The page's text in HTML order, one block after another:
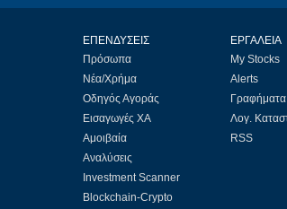
ΕΠΕΝΔΥΣΕΙΣ
Πρόσωπα
Νέα/Χρήμα
Οδηγός Αγοράς
Εισαγωγές ΧΑ
Αμοιβαία
Αναλύσεις
Investment Scanner
Blockchain-Crypto
ΕΡΓΑΛΕΙΑ
My Stocks
Alerts
Γραφήματα
Λογ.
RSS